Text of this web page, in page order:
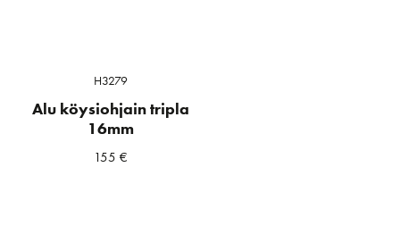
H3279
Alu köysiohjain tripla
16mm
155€